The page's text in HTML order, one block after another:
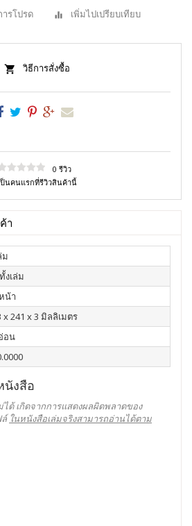
ารโปรด เพิ่มไปเปรียบเทียบ
วิธีการสั่งซื้อ
0 รีวิว
ป็นคนแรกที่รีวิวสินค้านี้
า
ม
งเล่ม
น้า
x 241 x 3 มิลลิเมตร
อน
นังสือ
ด้ เกิดจากการแสดงผลผิดพลาดของ
ล์ ในหนังสือเล่มจริงสามารถอ่านได้ตาม